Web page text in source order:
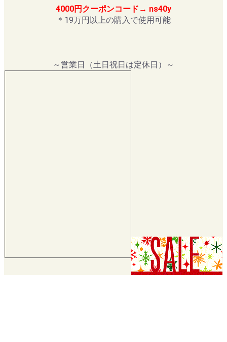
4000円クーポンコード→ ns40y
＊19万円以上の購入で使用可能
～営業日（土日祝日は定休日）～